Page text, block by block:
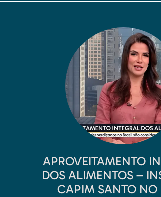
APROVEITAMENTO
DOS ALIMENTOS –
CAPIM SANTO NO